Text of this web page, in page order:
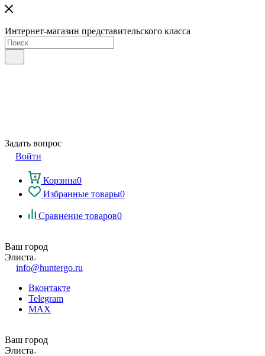
Интернет-магазин представительского класса
Задать вопрос
Войти
Корзина0
Избранные товары0
Сравнение товаров0
Ваш город
Элиста
info@huntergo.ru
Вконтакте
Telegram
MAX
Ваш город
Элиста